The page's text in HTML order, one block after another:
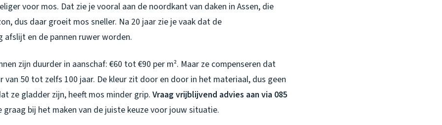
voor mos. Dat zie je vooral aan de noordkant van daken in Assen, die
dus daar groeit mos sneller. Na 20 jaar zie je vaak dat de
afslijt en de pannen ruwer worden.
zijn duurder in aanschaf: €60 tot €90 per m². Maar ze compenseren dat
van 50 tot zelfs 100 jaar. De kleur zit door en door in het materiaal, dus geen
ze gladder zijn, heeft mos minder grip. Vraag vrijblijvend advies aan via 085
graag bij het maken van de juiste keuze voor jouw situatie.